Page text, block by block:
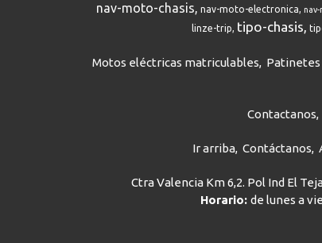
nav-moto-chasis nav-moto-electronica
linze-trip
tipo-chasis
Motos eléctricas matriculables
Contactanos
Ir arriba Contáctanos
Ctra Valencia Km 6,2. Pol Ind El
Horario:de lunes a